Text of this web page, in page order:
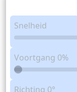
Snelheid
Voortgang 0%
Richting 0°